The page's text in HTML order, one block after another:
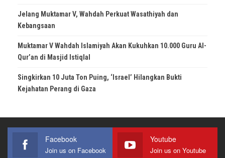
Jelang Muktamar V, Wahdah Perkuat Wasathiyah dan
Kebangsaan
Muktamar V Wahdah Islamiyah Akan Kukuhkan 10.000 Guru Al-
Qur’an di Masjid Istiqlal
Singkirkan 10 Juta Ton Puing, ‘Israel’ Hilangkan Bukti
Kejahatan Perang di Gaza
Facebook
Join us on Facebook
Youtube
Join us on Youtube